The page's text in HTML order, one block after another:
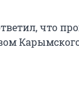
что